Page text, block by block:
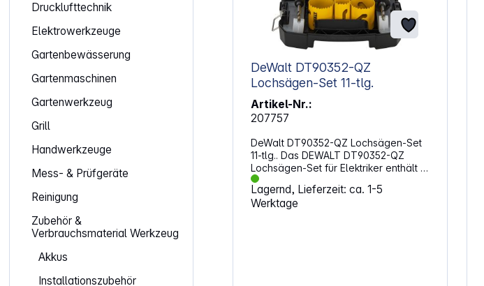
Drucklufttechnik
Elektrowerkzeuge
Gartenbewässerung
Gartenmaschinen
Gartenwerkzeug
Grill
Handwerkzeuge
Mess- & Prüfgeräte
Reinigung
Zubehör &
Verbrauchsmaterial Werkzeug
Akkus
Installationszubehör
DeWalt DT90352-QZ
Lochsägen-Set 11-tlg.
Artikel-Nr.:
207757
DeWalt DT90352-QZ Lochsägen-Set
11-tlg.. Das DEWALT DT90352-QZ
Lochsägen-Set für Elektriker enthält 11
Teile und ist ideal für präzise
Bohrungen in Holz, Metall und
Kunststoff. Es bietet eine hohe
Lagernd, Lieferzeit: ca. 1-5
Werktage